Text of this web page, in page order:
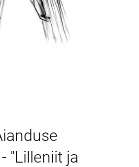
"Lilleniit ja